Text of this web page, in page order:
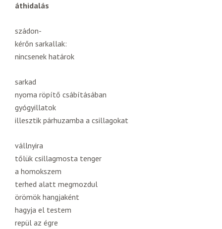
áthidalás
szádon-
kérőn sarkallak:
nincsenek határok
sarkad
nyoma röpítő csábításában
gyógyillatok
illesztik párhuzamba a csillagokat
vállnyira
tőlük csillagmosta tenger
a homokszem
terhed alatt megmozdul
örömök hangjaként
hagyja el testem
repül az égre